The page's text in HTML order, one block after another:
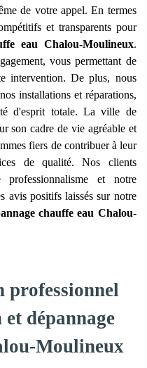
de votre appel. En termes
et transparents pour
eau Chalou-Moulineux.
vous permettant de
intervention. De plus, nous
installations et réparations,
d'esprit totale. La ville de
son cadre de vie agréable et
fiers de contribuer à leur
de qualité. Nos clients
professionnalisme et notre
avis positifs laissés sur notre
chauffe eau Chalou-
dépannage
Moulineux